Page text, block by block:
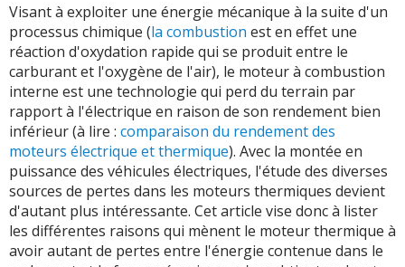
Visant à exploiter une énergie mécanique à la suite d'un
processus chimique (la combustion est en effet une
réaction d'oxydation rapide qui se produit entre le
carburant et l'oxygène de l'air), le moteur à combustion
interne est une technologie qui perd du terrain par
rapport à l'électrique en raison de son rendement bien
inférieur (à lire : comparaison du rendement des
moteurs électrique et thermique). Avec la montée en
puissance des véhicules électriques, l'étude des diverses
sources de pertes dans les moteurs thermiques devient
d'autant plus intéressante. Cet article vise donc à lister
les différentes raisons qui mènent le moteur thermique à
avoir autant de pertes entre l'énergie contenue dans le